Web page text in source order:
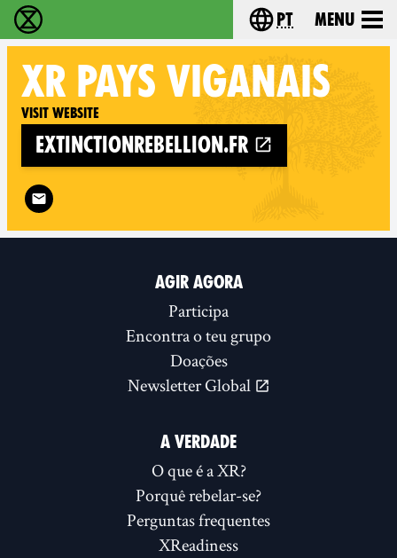
Extinction Rebellion - Home Choose your
pt Menu
XR PAYS VIGANAIS
Visit website
extinctionrebellion.fr
Follow XR Pays Viganais on
AGIR AGORA
Participa
Encontra o teu grupo
Doações
Newsletter Global
A VERDADE
O que é a XR?
Porquê rebelar-se?
Perguntas frequentes
XReadiness